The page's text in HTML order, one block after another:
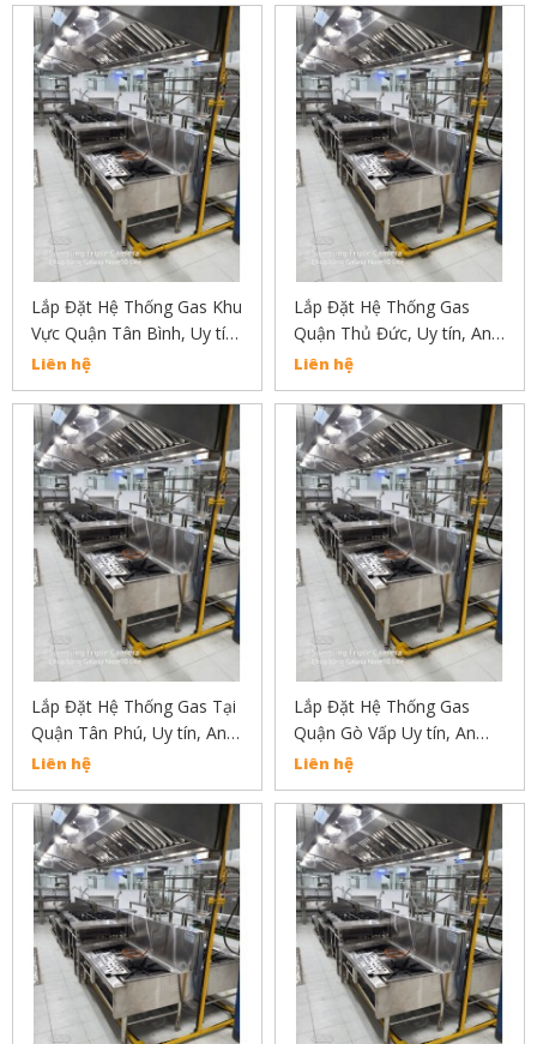
Lắp Đặt Hệ Thống Gas Khu
Vực Quận Tân Bình, Uy tín,
An Toàn, Chất Lượng Liên
Hệ: 02838304030
Liên hệ
Lắp Đặt Hệ Thống Gas
Quận Thủ Đức, Uy tín, An
Toàn, Chất Lượng Liên Hệ:
02838304030
Liên hệ
Lắp Đặt Hệ Thống Gas Tại
Quận Tân Phú, Uy tín, An
Toàn, Chất Lượng
Liên hệ
Lắp Đặt Hệ Thống Gas
Quận Gò Vấp Uy tín, An
Toàn, Chất Lượng Liên hệ
02838304030
Liên hệ